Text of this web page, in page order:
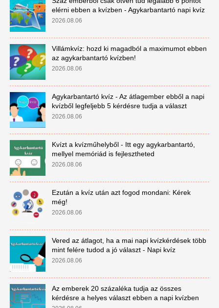
elérni ebben a kvízben - Agykarbantartó napi kvíz
2026.08.06
Villámkvíz: hozd ki magadból a maximumot ebben
az agykarbantartó kvízben!
2026.08.06
Agykarbantartó kvíz - Az átlagember ebből a napi
kvízből legfeljebb 5 kérdésre tudja a választ
2026.08.06
Kvízt a kvízműhelyből - Itt egy agykarbantartó,
mellyel memóriád is fejlesztheted
2026.08.06
Ezután a kvíz után azt fogod mondani: Kérek
még!
2026.08.06
Vered az átlagot, ha a mai napi kvízkérdések több
mint felére tudod a jó választ - Napi kvíz
2026.08.06
Az emberek 20 százaléka tudja az összes
kérdésre a helyes választ ebben a napi kvízben